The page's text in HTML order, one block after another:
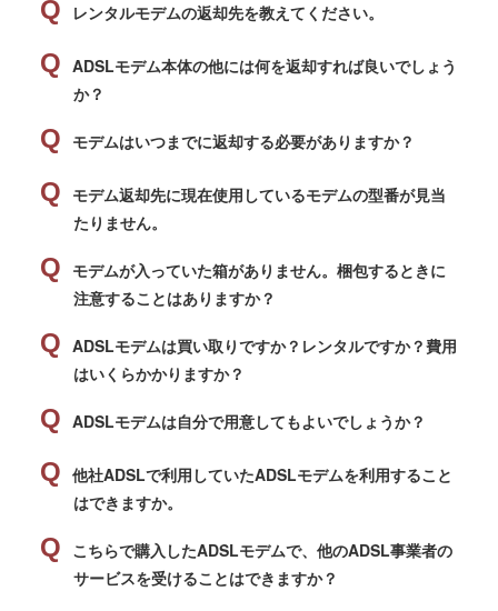
レンタルモデムの返却先を教えてください。
ADSLモデム本体の他には何を返却すれば良いでしょう
か？
モデムはいつまでに返却する必要がありますか？
モデム返却先に現在使用しているモデムの型番が見当
たりません。
モデムが入っていた箱がありません。梱包するときに
注意することはありますか？
ADSLモデムは買い取りですか？レンタルですか？費用
はいくらかかりますか？
ADSLモデムは自分で用意してもよいでしょうか？
他社ADSLで利用していたADSLモデムを利用すること
はできますか。
こちらで購入したADSLモデムで、他のADSL事業者の
サービスを受けることはできますか？